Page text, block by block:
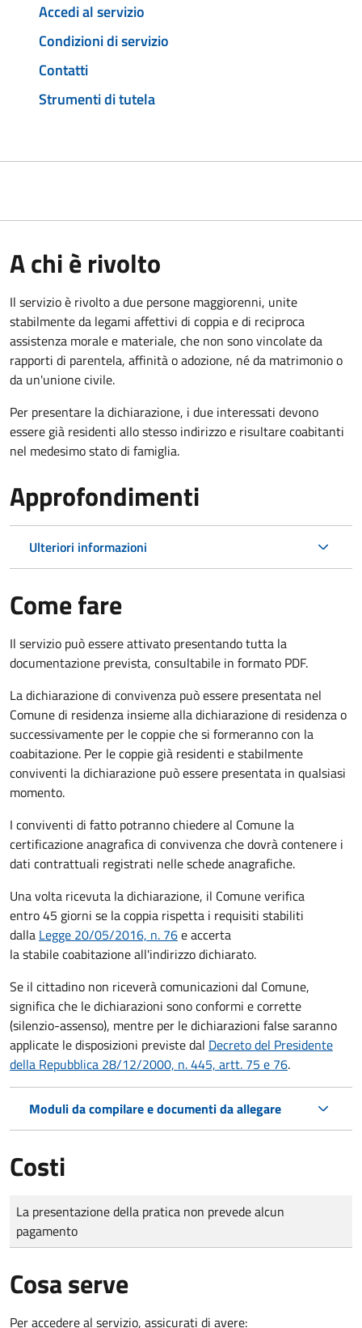
Accedi al servizio
Condizioni di servizio
Contatti
Strumenti di tutela
A chi è rivolto
Il servizio è rivolto a due persone maggiorenni, unite
stabilmente da legami affettivi di coppia e di reciproca
assistenza morale e materiale, che non sono vincolate da
rapporti di parentela, affinità o adozione, né da matrimonio o
da un'unione civile.
Per presentare la dichiarazione, i due interessati devono
essere già residenti allo stesso indirizzo e risultare coabitanti
nel medesimo stato di famiglia.
Approfondimenti
Ulteriori informazioni
Come fare
Il servizio può essere attivato presentando tutta la
documentazione prevista, consultabile in formato PDF.
La dichiarazione di convivenza può essere presentata nel
Comune di residenza insieme alla dichiarazione di residenza o
successivamente per le coppie che si formeranno con la
coabitazione. Per le coppie già residenti e stabilmente
conviventi la dichiarazione può essere presentata in qualsiasi
momento.
I conviventi di fatto potranno chiedere al Comune la
certificazione anagrafica di convivenza che dovrà contenere i
dati contrattuali registrati nelle schede anagrafiche.
Una volta ricevuta la dichiarazione, il Comune verifica
entro 45 giorni se la coppia rispetta i requisiti stabiliti
dalla Legge 20/05/2016, n. 76e accerta
la stabile coabitazione all'indirizzo dichiarato.
Se il cittadino non riceverà comunicazioni dal Comune,
significa che le dichiarazioni sono conformi e corrette
(silenzio-assenso), mentre per le dichiarazioni false saranno
applicate le disposizioni previste dal Decreto del Presidente
della Repubblica 28/12/2000, n. 445, artt. 75 e 76.
Moduli da compilare e documenti da allegare
Costi
Tipo di pagamento
Importo
La presentazione della pratica non prevede alcun
pagamento
Cosa serve
Per accedere al servizio, assicurati di avere: